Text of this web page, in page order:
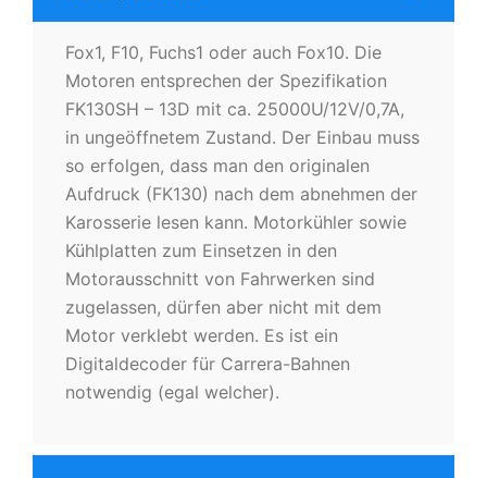
Fox1, F10, Fuchs1 oder auch Fox10. Die
Motoren entsprechen der Spezifikation
FK130SH – 13D mit ca. 25000U/12V/0,7A,
in ungeöffnetem Zustand. Der Einbau muss
so erfolgen, dass man den originalen
Aufdruck (FK130) nach dem abnehmen der
Karosserie lesen kann. Motorkühler sowie
Kühlplatten zum Einsetzen in den
Motorausschnitt von Fahrwerken sind
zugelassen, dürfen aber nicht mit dem
Motor verklebt werden. Es ist ein
Digitaldecoder für Carrera-Bahnen
notwendig (egal welcher).